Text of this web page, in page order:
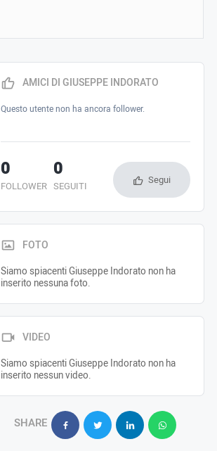
AMICI DI GIUSEPPE INDORATO
Questo utente non ha ancora follower.
FOLLOWER
0
SEGUITI
0 Segui
FOTO
Siamo spiacenti Giuseppe Indorato non ha
inserito nessuna foto.
VIDEO
Siamo spiacenti Giuseppe Indorato non ha
inserito nessun video.
SHARE